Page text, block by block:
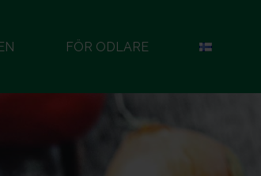
FÖR ODLARE